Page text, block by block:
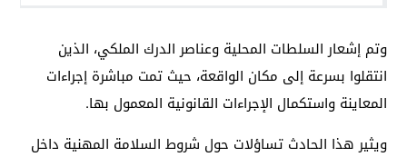
وتم إشعار السلطات المحلية وعناصر الدرك الملكي، الذين
انتقلوا بسرعة إلى مكان الواقعة، حيث تمت مباشرة إجراءات
المعاينة واستكمال الإجراءات القانونية المعمول بها.
ويثير هذا الحادث تساؤلات حول شروط السلامة المهنية داخل